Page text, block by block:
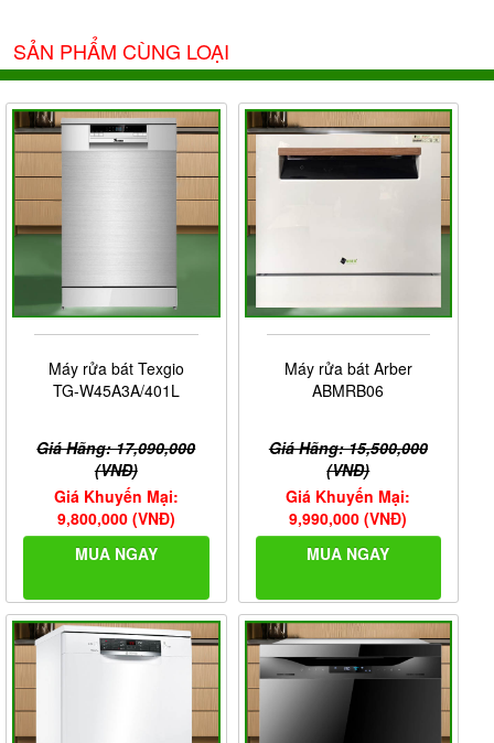
SẢN PHẨM CÙNG LOẠI
Máy rửa bát Texgio
TG-W45A3A/401L
Giá Hãng: 17,090,000
(VNĐ)
Giá Khuyến Mại:
9,800,000 (VNĐ)
MUA NGAY
Máy rửa bát Arber
ABMRB06
Giá Hãng: 15,500,000
(VNĐ)
Giá Khuyến Mại:
9,990,000 (VNĐ)
MUA NGAY